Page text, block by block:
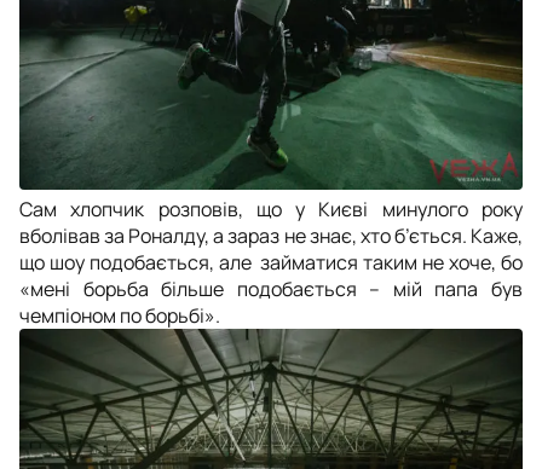
Сам хлопчик розповів, що у Києві минулого року
вболівав за Роналду, а зараз не знає, хто б’ється. Каже,
що шоу подобається, але займатися таким не хоче, бо
«мені борьба більше подобається – мій папа був
чемпіоном по борьбі».